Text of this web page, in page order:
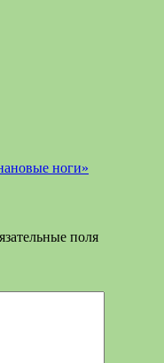
ноги»
поля